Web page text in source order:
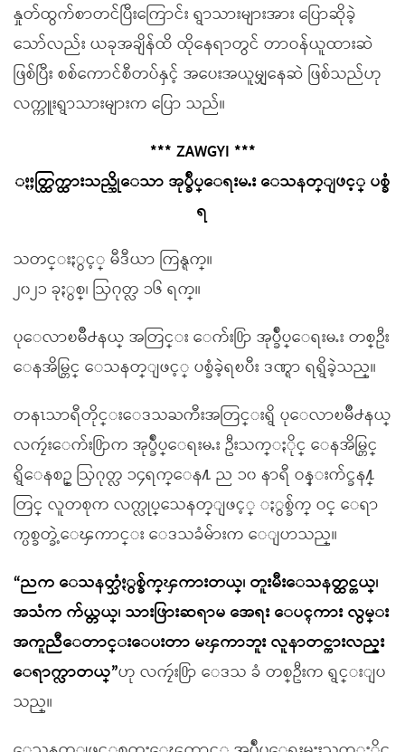
နှုတ်ထွက်စာတင်ပြီးကြောင်း ရွာသားများအား ပြောဆိုခဲ့
သော်လည်း ယခုအချိန်ထိ ထိုနေရာတွင် တာဝန်ယူထားဆဲ
ဖြစ်ပြီး စစ်ကောင်စီတပ်နှင့် အပေးအယူမျှနေဆဲ ဖြစ်သည်ဟု
လက္ကူးရွာသားများက ပြော သည်။
*** ZAWGYI ***
ႏႈတ္ထြက္ထားသည္ဆိုေသာ အုပ္ခ်ဳပ္ေရးမႉး ေသနတ္ျဖင့္ ပစ္ခံ
ရ
သတင္းႏွင့္ မီဒီယာ ကြန္ရက္။
၂၀၂၁ ခုႏွစ္၊ ဩဂုတ္လ ၁၆ ရက္။
ပုေလာၿမိဳ႕နယ္ အတြင္း ေက်း႐ြာ အုပ္ခ်ဳပ္ေရးမႉး တစ္ဦး
ေနအိမ္တြင္ ေသနတ္ျဖင့္ ပစ္ခံခဲ့ရၿပီး ဒဏ္ရာ ရရွိခဲ့သည္။
တနၤသာရီတိုင္းေဒသႀကီးအတြင္းရွိ ပုေလာၿမိဳ႕နယ္
လကၠဴးေက်း႐ြာက အုပ္ခ်ဳပ္ေရးမႉး ဦးသက္ႏိုင္ ေနအိမ္တြင္
ရွိေနစဥ္ ဩဂုတ္လ ၁၄ရက္ေန႔ ည ၁၀ နာရီ ဝန္းက်င္ခန႔္
တြင္ လူတစုက လက္လုပ္ေသနတ္ျဖင့္ ႏွစ္ခ်က္ ဝင္ ေရာ
က္ပစ္ခတ္ခဲ့ေၾကာင္း ေဒသခံမ်ားက ေျပာသည္။
“ညက ေသနတ္သံႏွစ္ခ်က္ၾကားတယ္၊ တူးမီးေသနတ္ထင္တယ္၊
အသံက က်ယ္တယ္၊ သားဖြားဆရာမ အေရး ေပၚကား လွမ္း
အကူညီေတာင္းေပးတာ မၾကာဘူး လူနာတင္ကားလည္း
ေရာက္လာတယ္”ဟု လကၠဴး႐ြာ ေဒသ ခံ တစ္ဦးက ရွင္းျပ
သည္။